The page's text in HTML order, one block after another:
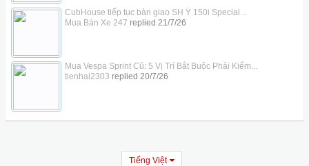
CubHouse tiếp tục bàn giao SH Ý 150i Special...
Mua Bán Xe 247 replied 21/7/26
Mua Vespa Sprint Cũ: 5 Vị Trí Bắt Buộc Phải Kiểm...
tienhai2303 replied 20/7/26
Tiếng Việt